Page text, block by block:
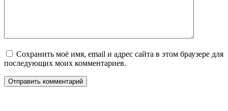
Сохранить моё имя, email и адрес сайта в этом браузере для
последующих моих комментариев.